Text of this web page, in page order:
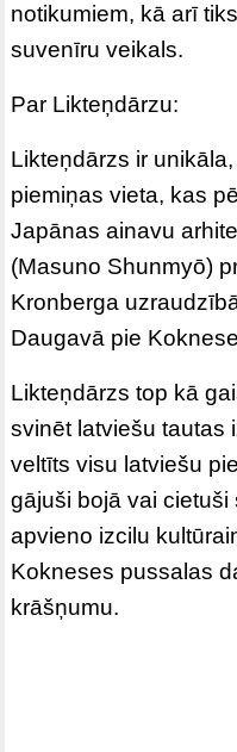
notikumiem, kā arī
suvenīru veikals.
Par Likteņdārzu:
Likteņdārzs ir
piemiņas vieta, kas
Japānas ainavu
(Masuno Shunmyō)
Kronberga
Daugavā pie
Likteņdārzs top kā
svinēt latviešu tautas
veltīts visu latviešu
gājuši bojā vai
apvieno izcilu
Kokneses pussalas
krāšņumu.